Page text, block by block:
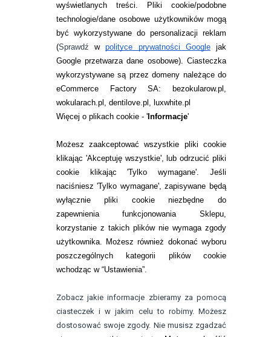
wyświetlanych treści.
Pliki cookie/podobne
technologie/dane osobowe użytkowników mogą
być wykorzystywane do personalizacji reklam
(Sprawdźwpolityce prywatności Googlejak
Google przetwarza dane osobowe). Ciasteczka
wykorzystywane są przez domeny należące do
eCommerce Factory SA: bezokularow.pl,
wokularach.pl, dentilove.pl, luxwhite.pl
Więcej o plikach cookie - 'Informacje'
Możesz zaakceptować wszystkie pliki cookie
klikając 'Akceptuję wszystkie', lub odrzucić pliki
cookie klikając 'Tylko wymagane'. Jeśli
naciśniesz 'Tylko wymagane', zapisywane będą
wyłącznie pliki cookie niezbędne do
zapewnienia funkcjonowania Sklepu,
korzystanie z takich plików nie wymaga zgody
użytkownika. Możesz również dokonać wyboru
poszczególnych kategorii plików cookie
wchodząc w “Ustawienia”.
Zobacz jakie informacje zbieramy za pomocą
ciasteczek i w jakim celu to robimy. Możesz
dostosować swoje zgody. Nie musisz zgadzać
JAK ZAMAWIAĆ?
ZWROTY I REKLAMACJA
WARUNKI ZAKUPÓW
RANKINGI SOCZEWEK
SOCZEWKI KOLOROWE
Zwrot (odstąpienie od umowy)
ZMIEŃ USTAWIENIA ZGODY NA CIASTECZKA
KONTAKT
telefon:
22 113 44 42
telefon:
732 08 08 72
kontakt@bezokularow.pl